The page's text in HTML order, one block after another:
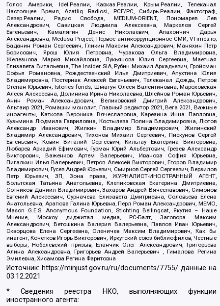
Голос Америки, Idel.Реалии, Кавказ.Реалии, Крым.Реалии, Телеканал
Настоящее Время, Azatliq Radiosi, PCE/PC, Сибирь.Реалии, Фактограф,
Север.Реалии, Радио Свобода, MEDIUM-ORIENT, Пономарев Лев
Александрович, Савицкая Людмила Алексеевна, Маркелов Сергей
Евгеньевич, Камалягин Денис Николаевич, Апахончич Дарья
Александровна, Medusa Project, Первое антикоррупционное СМИ, VTimes.io,
Баданин Роман Сергеевич, Гликин Максим Александрович, Маняхин Петр
Борисович, Ярош Юлия Петровна, Чуракова Ольга Владимировна,
Железнова Мария Михайловна, Лукьянова Юлия Сергеевна, Маетная
Елизавета Витальевна, The Insider SIA, Рубин Михаил Аркадьевич, Гройсман
Софья Романовна, Рождественский Илья Дмитриевич, Апухтина Юлия
Владимировна, Постернак Алексей Евгеньевич, Телеканал Дождь, Петров
Степан Юрьевич, Istories fonds, Шмагун Олеся Валентиновна, Мароховская
Алеся Алексеевна, Долинина Ирина Николаевна, Шлейнов Роман Юрьевич,
Анин Роман Александрович, Великовский Дмитрий Александрович,
Альтаир 2021, Ромашки монолит, Главный редактор 2021, Вега 2021, Важные
иноагенты, Каткова Вероника Вячеславовна, Карезина Инна Павловна,
Кузьмина Людмила Гавриловна, Костылева Полина Владимировна, Лютов
Александр Иванович, Жилкин Владимир Владимирович, Жилинский
Владимир Александрович, Тихонов Михаил Сергеевич, Пискунов Сергей
Евгеньевич, Ковин Виталий Сергеевич, Кильтау Екатерина Викторовна,
Любарев Аркадий Ефимович, Гурман Юрий Альбертович, Грезев Александр
Викторович, Важенков Артем Валерьевич, Иванова София Юрьевна,
Пигалкин Илья Валерьевич, Петров Алексей Викторович, Егоров Владимир
Владимирович, Гусев Андрей Юрьевич, Смирнов Сергей Сергеевич, Верзилов
Петр Юрьевич, ЗП, Зона права, ЖУРНАЛИСТ-ИНОСТРАННЫЙ АГЕНТ,
Вольтская Татьяна Анатольевна, Клепиковская Екатерина Дмитриевна,
Сотников Даниил Владимирович, Захаров Андрей Вячеславович, Симонов
Евгений Алексеевич, Сурначева Елизавета Дмитриевна, Соловьева Елена
Анатольевна, Арапова Галина Юрьевна, Перл Роман Александрович, МЕМО,
Mason G.E.S. Anonymous Foundation, Stichting Bellingcat, Якутия – Наше
Мнение, Москоу диджитал медиа, РС-Балт, Заговора Максим
Александрович, Ветошкина Валерия Валерьевна, Павлов Иван Юрьевич,
Скворцова Елена Сергеевна, Оленичев Максим Владимирович, Как бы
инагент, Кочетков Игорь Викторович, Иркутский союз библиофилов, Честные
выборы, Нобелевский призыв, Еланчик Олег Александрович, Григорьева
Алина Александровна, Григорьев Андрей Валерьевич , Гималова Регина
Эмилевна, Хисамова Регина Фаритовна
Источник: https://minjust.gov.ru/ru/documents/7755/ данные на
03.12.2021
* Сведения реестра НКО, выполняющих функции
иностранного агента: